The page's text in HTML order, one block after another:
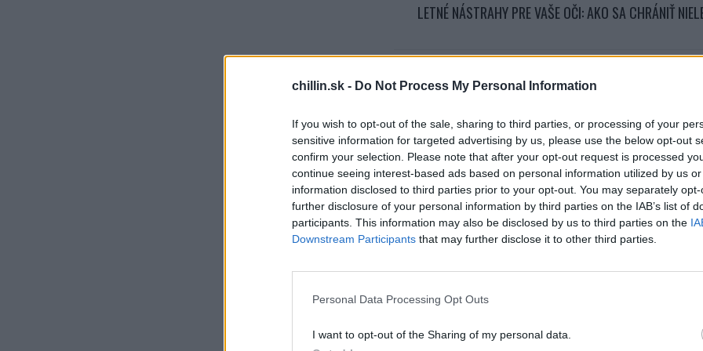
chillin.sk - Do Not Process My Personal Information
If you wish to opt-out of the sale, sharing to third parties, or processing of your
sensitive information for targeted advertising by us, please use the below opt-out
confirm your selection. Please note that after your opt-out request is processed
continue seeing interest-based ads based on personal information utilized by us
information disclosed to third parties prior to your opt-out. You may separately
further disclosure of your personal information by third parties on the IAB’s list of
participants. This information may also be disclosed by us to third parties on the
Downstream Participants that may further disclose it to other third parties.
Personal Data Processing Opt Outs
I want to opt-out of the Sharing of my personal data.
LETNÉ NÁSTRAHY PRE VAŠE OČI: AKO SA CHRÁNIŤ
Nezaradené 24. augusta 2023
RECEPT NA ÚSPECH V PODNIKANÍ: MODERNÉ
RECEPTY 24. augusta 2023
KÁVA BEZ KOFEÍNU S DVOJITOU DÁVKOU CHUTI: AKO
Nezaradené 18. augusta 2023
PZP ONLINE NA MIERU: KRYTIE, KTORÉ KOPÍRUJE VÁŠ ŠTÝL